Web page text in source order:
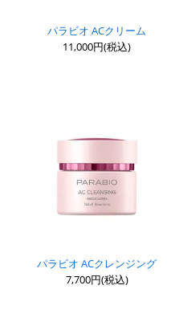
パラビオ ACクリーム
11,000円(税込)
パラビオ ACクレンジング
7,700円(税込)